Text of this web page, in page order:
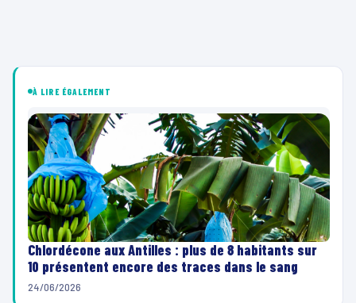
À LIRE ÉGALEMENT
Chlordécone aux Antilles : plus de 8 habitants sur
10 présentent encore des traces dans le sang
24/06/2026